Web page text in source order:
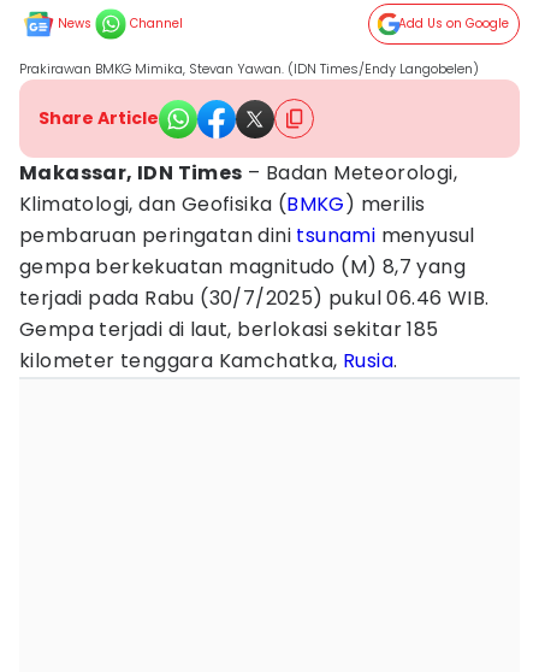
News Channel Add Us on Google
Prakirawan BMKG Mimika, Stevan Yawan. (IDN Times/Endy Langobelen)
Share Article
Makassar, IDN Times – Badan Meteorologi,
Klimatologi, dan Geofisika (BMKG) merilis
pembaruan peringatan dini tsunami menyusul
gempa berkekuatan magnitudo (M) 8,7 yang
terjadi pada Rabu (30/7/2025) pukul 06.46 WIB.
Gempa terjadi di laut, berlokasi sekitar 185
kilometer tenggara Kamchatka, Rusia.